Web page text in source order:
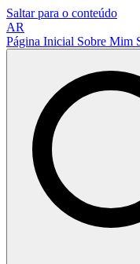
Saltar para o conteúdo
AR
Página Inicial Sobre Mim